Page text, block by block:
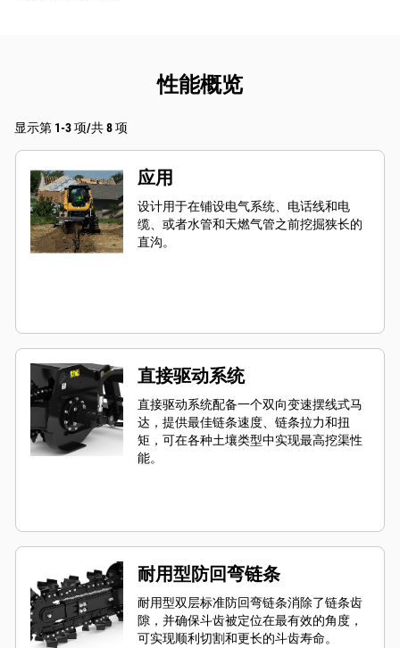
性能概览
显示第 1-3 项/共 8 项
应用
设计用于在铺设电气系统、电话线和电
缆、或者水管和天燃气管之前挖掘狭长的
直沟。
直接驱动系统
直接驱动系统配备一个双向变速摆线式马
达，提供最佳链条速度、链条拉力和扭
矩，可在各种土壤类型中实现最高挖渠性
能。
耐用型防回弯链条
耐用型双层标准防回弯链条消除了链条齿
隙，并确保斗齿被定位在最有效的角度，
可实现顺利切割和更长的斗齿寿命。